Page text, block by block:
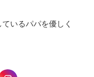
いるパパを優しく